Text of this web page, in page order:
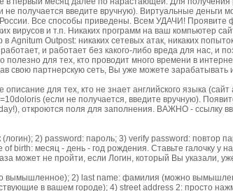
не получается введите вручную). Виртуальные деньги
Все способы приведены. Всем УДАЧИ! Проявите
вирусов и т.п. Никаких программ на ваш компьютер
Agnitum Outpost: никаких сетевых атак, никаких
и работает без какого-либо вреда для нас, и
полезно для тех, кто проводит много времени в
свою партнерскую сеть, Вы уже можете
для тех, кто не знает английского языка (сайт
(если не получается, введите вручную).
откроются поля для заполнения. ВАЖНО - ссылку
2) password: пароль; 3) verify password: повтор
birth: месяц - день - год рождения. Ставьте галочку у
может не пройти, если Логин, который Вы указали,
2) last name: фамилия (можно
в вашем городе); 4) street address 2: просто